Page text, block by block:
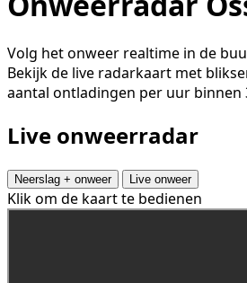
Volg het onweer realtime in de
Bekijk de live radarkaart met
aantal ontladingen per uur binnen
Live onweerradar
Neerslag + onweer Live onweer
Klik om de kaart te bedienen